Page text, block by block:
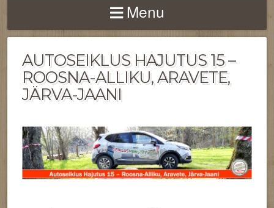
Menu
AUTOSEIKLUS HAJUTUS 15 –
ROOSNA-ALLIKU, ARAVETE,
JÄRVA-JAANI